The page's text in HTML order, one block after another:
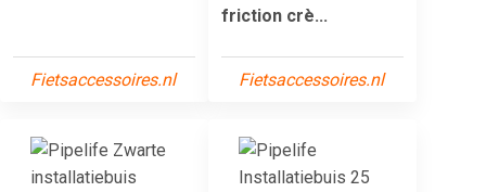
Fietsaccessoires.nl
friction crè...
Fietsaccessoires.nl